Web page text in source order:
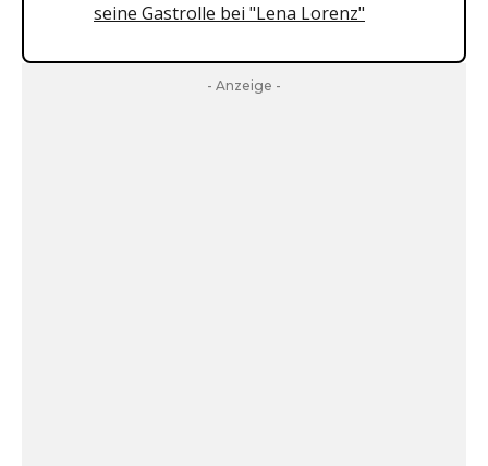
seine Gastrolle bei "Lena Lorenz"
- Anzeige -